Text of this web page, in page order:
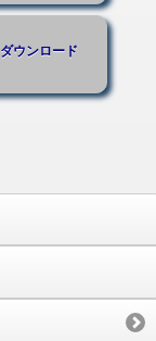
ダウンロード